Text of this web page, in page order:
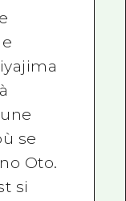
se
Oto.
si